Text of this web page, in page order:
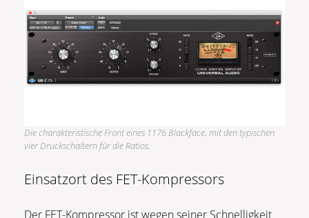
Die charakteristische Front eines 1176 Blackface, mit den typischen
vier Druckschaltern für die Ratios.
Einsatzort des FET-Kompressors
Der FET-Kompressor ist wegen seiner Schnelligkeit